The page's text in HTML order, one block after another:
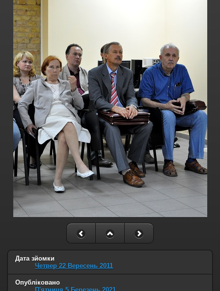
Дата зйомки
Четвер 22 Вересень 2011
Опубліковано